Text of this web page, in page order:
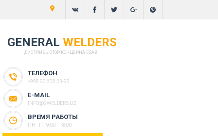
GENERAL WELDERS
ДИСТРИБЬЮТОР КОНЦЕРНА ESAB
ТЕЛЕФОН
+998 93 608 23-98
E-MAIL
INFO@GWELDERS.UZ
ВРЕМЯ РАБОТЫ
ПН - ПТ 9:00 - 18:00